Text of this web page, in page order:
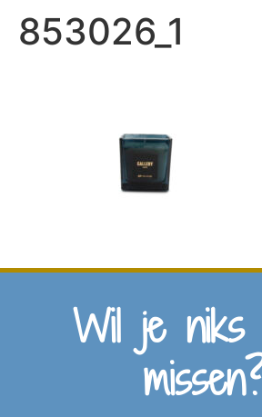
853026_1
Wil je niks